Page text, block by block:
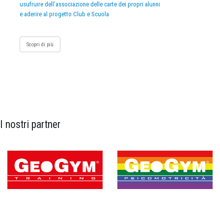
usufruire dell’associazione delle carte dei propri alunni
e aderire al progetto Club e Scuola
Scopri di più
I nostri partner